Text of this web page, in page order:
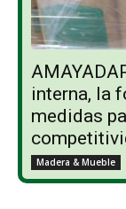
interna, la
medidas
Madera & Mueble